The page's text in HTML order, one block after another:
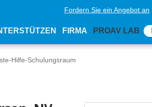
Fordern Sie ein Angebot an
FIRMA PROAV LAB
Hilfe-Schulungsraum